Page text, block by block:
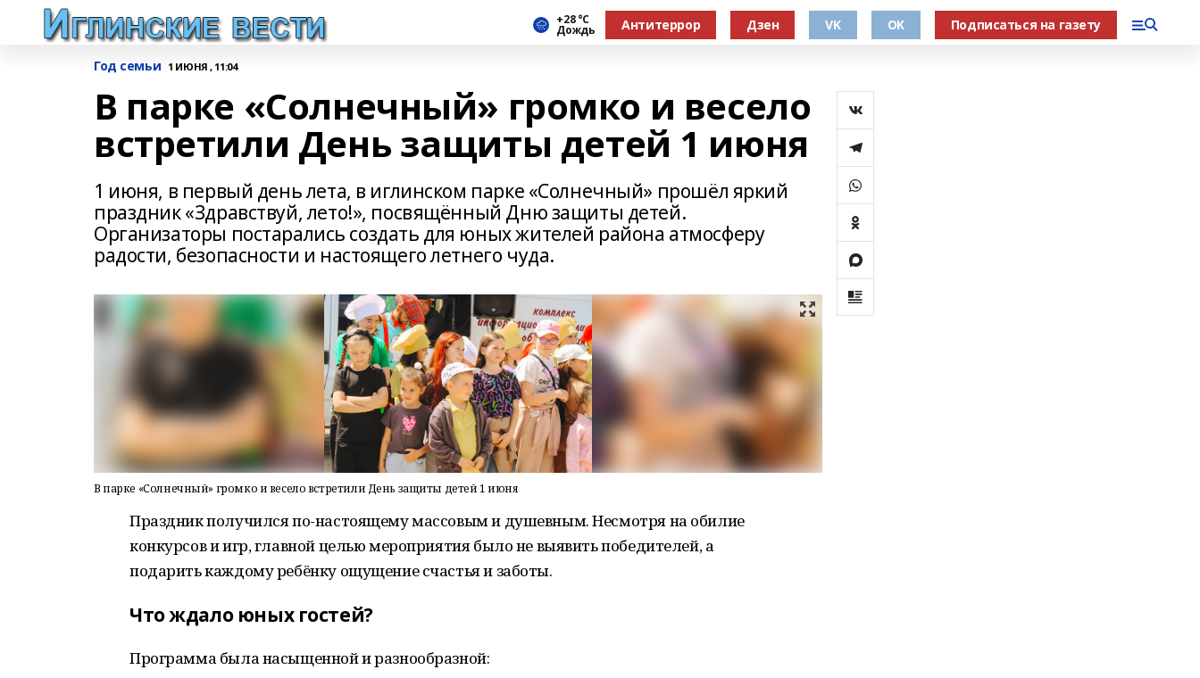
+28 °С
Дождь Антитеррор Дзен VK OK Подписаться на газету
Год семьи 1 ИЮНЯ , 11:04
В парке «Солнечный» громко и весело
встретили День защиты детей 1 июня
1 июня, в первый день лета, в иглинском парке «Солнечный» прошёл яркий
праздник «Здравствуй, лето!», посвящённый Дню защиты детей.
Организаторы постарались создать для юных жителей района атмосферу
радости, безопасности и настоящего летнего чуда.
В парке «Солнечный» громко и весело встретили День защиты детей 1 июня
Праздник получился по-настоящему массовым и душевным. Несмотря на обилие
конкурсов и игр, главной целью мероприятия было не выявить победителей, а
подарить каждому ребёнку ощущение счастья и заботы.
Что ждало юных гостей?
Программа была насыщенной и разнообразной: